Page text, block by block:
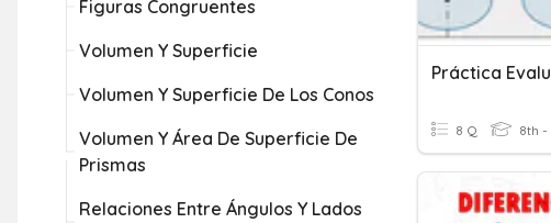
Figuras Congruentes
Volumen Y Superficie
Volumen Y Superficie De Los Conos
Volumen Y Área De Superficie De
Prismas
Relaciones Entre Ángulos Y Lados
8 Q 8th -